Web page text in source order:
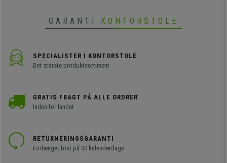
GARANTI KONTORSTOLE
SPECIALISTER I KONTORSTOLE
Det største produktsortiment
GRATIS FRAGT PÅ ALLE ORDRER
Inden for landet
RETURNERINGSGARANTI
Forlænget frist på 30 kalenderdage